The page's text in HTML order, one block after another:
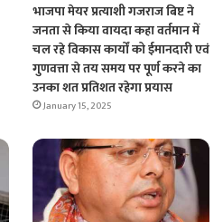
भाजपा मेयर प्रत्याशी गजराज बिष्ट ने
जनता से किया वायदा कहा वर्तमान में
चल रहे विकास कार्यों को ईमानदारी एवं
गुणवत्ता से तय समय पर पूर्ण करने का
उनका शत प्रतिशत रहेगा प्रयास
January 15, 2025